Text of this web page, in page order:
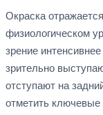
Окраска
физиологическом
зрение
зрительно
отступают на
отметить